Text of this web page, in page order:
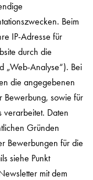
Beim
IP-Adresse für
durch die
„Web-Analyse“). Bei
die angegebenen
Bewerbung, sowie für
verarbeitet. Daten
Gründen
Bewerbungen für die
siehe Punkt
mit dem